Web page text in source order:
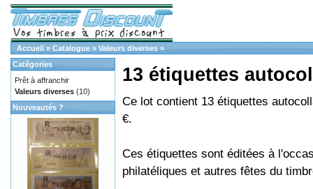
Accueil » Catalogue » Valeurs diverses »
13 étiquettes
Ce lot contient 13 étiquettes
€.
Ces étiquettes sont éditées à
philatéliques et autres fêtes du
Catégories
Prêt à affranchir
Valeurs diverses (10)
Nouveautés ?